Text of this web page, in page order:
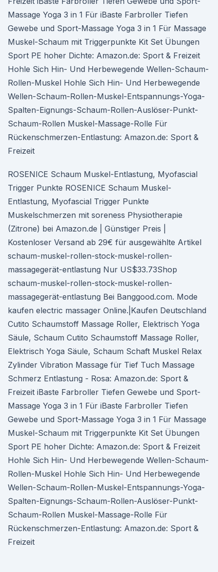
Massage Yoga 3 in 1 Für iBaste Farbroller Tiefen
Gewebe und Sport-Massage Yoga 3 in 1 Für Massage
Muskel-Schaum mit Triggerpunkte Kit Set Übungen
Sport PE hoher Dichte: Amazon.de: Sport & Freizeit
Hohle Sich Hin- Und Herbewegende Wellen-Schaum-
Rollen-Muskel Hohle Sich Hin- Und Herbewegende
Wellen-Schaum-Rollen-Muskel-Entspannungs-Yoga-
Spalten-Eignungs-Schaum-Rollen-Auslöser-Punkt-
Schaum-Rollen Muskel-Massage-Rolle Für
Rückenschmerzen-Entlastung: Amazon.de: Sport &
Freizeit
ROSENICE Schaum Muskel-Entlastung, Myofascial
Trigger Punkte ROSENICE Schaum Muskel-
Entlastung, Myofascial Trigger Punkte
Muskelschmerzen mit soreness Physiotherapie
(Zitrone) bei Amazon.de | Günstiger Preis |
Kostenloser Versand ab 29€ für ausgewählte Artikel
schaum-muskel-rollen-stock-muskel-rollen-
massagegerät-entlastung Nur US$33.73Shop
schaum-muskel-rollen-stock-muskel-rollen-
massagegerät-entlastung Bei Banggood.com. Mode
kaufen electric massager Online.|Kaufen Deutschland
Cutito Schaumstoff Massage Roller, Elektrisch Yoga
Säule, Schaum Cutito Schaumstoff Massage Roller,
Elektrisch Yoga Säule, Schaum Schaft Muskel Relax
Zylinder Vibration Massage für Tief Tuch Massage
Schmerz Entlastung - Rosa: Amazon.de: Sport &
Freizeit iBaste Farbroller Tiefen Gewebe und Sport-
Massage Yoga 3 in 1 Für iBaste Farbroller Tiefen
Gewebe und Sport-Massage Yoga 3 in 1 Für Massage
Muskel-Schaum mit Triggerpunkte Kit Set Übungen
Sport PE hoher Dichte: Amazon.de: Sport & Freizeit
Hohle Sich Hin- Und Herbewegende Wellen-Schaum-
Rollen-Muskel Hohle Sich Hin- Und Herbewegende
Wellen-Schaum-Rollen-Muskel-Entspannungs-Yoga-
Spalten-Eignungs-Schaum-Rollen-Auslöser-Punkt-
Schaum-Rollen Muskel-Massage-Rolle Für
Rückenschmerzen-Entlastung: Amazon.de: Sport &
Freizeit